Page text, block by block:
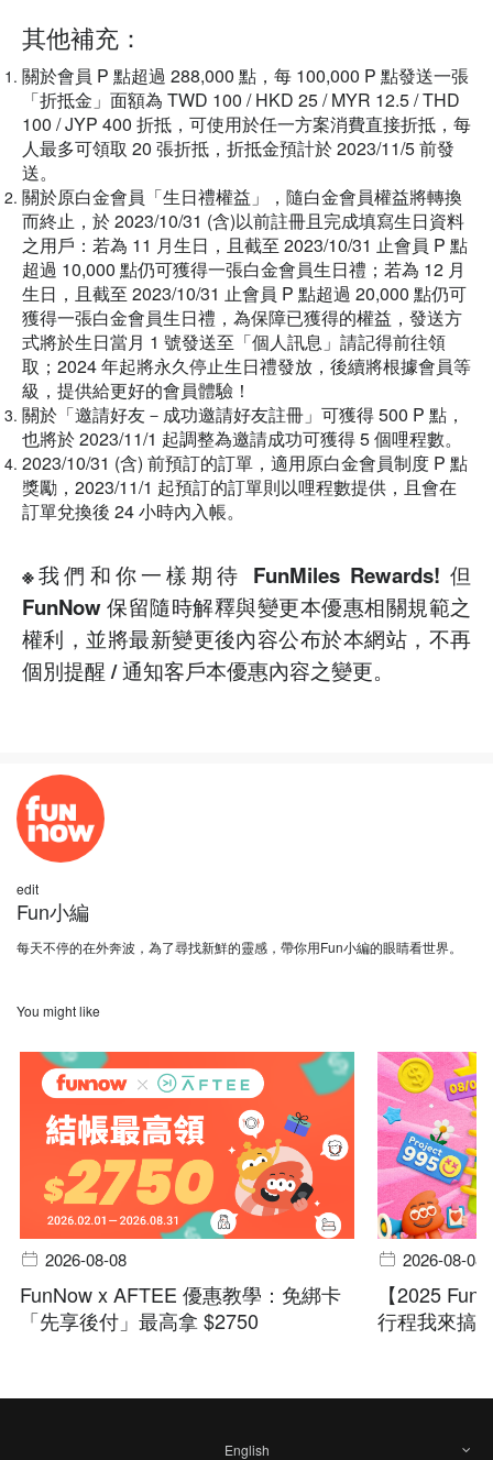
其他補充：
關於會員 P 點超過 288,000 點，每 100,000 P 點發送一張
「折抵金」面額為 TWD 100 / HKD 25 / MYR 12.5 / THD
100 / JYP 400 折抵，可使用於任一方案消費直接折抵，每
人最多可領取 20 張折抵，折抵金預計於 2023/11/5 前發
送。
關於原白金會員「生日禮權益」，隨白金會員權益將轉換
而終止，於 2023/10/31 (含)以前註冊且完成填寫生日資料
之用戶：若為 11 月生日，且截至 2023/10/31 止會員 P 點
超過 10,000 點仍可獲得一張白金會員生日禮；若為 12 月
生日，且截至 2023/10/31 止會員 P 點超過 20,000 點仍可
獲得一張白金會員生日禮，為保障已獲得的權益，發送方
式將於生日當月 1 號發送至「個人訊息」請記得前往領
取；2024 年起將永久停止生日禮發放，後續將根據會員等
級，提供給更好的會員體驗！
關於「邀請好友－成功邀請好友註冊」可獲得 500 P 點，
也將於 2023/11/1 起調整為邀請成功可獲得 5 個哩程數。
2023/10/31 (含) 前預訂的訂單，適用原白金會員制度 P 點
獎勵，2023/11/1 起預訂的訂單則以哩程數提供，且會在
訂單兌換後 24 小時內入帳。
※我們和你一樣期待 FunMiles Rewards! 但
FunNow 保留隨時解釋與變更本優惠相關規範之
權利，並將最新變更後內容公布於本網站，不再
個別提醒 / 通知客戶本優惠內容之變更。
edit
Fun小編
每天不停的在外奔波，為了尋找新鮮的靈感，帶你用Fun小編的眼睛看世界。
You might like
2026-08-08
FunNow x AFTEE 優惠教學：免綁卡
「先享後付」最高拿 $2750
2026-08-08
【2025
行程我來搞
English